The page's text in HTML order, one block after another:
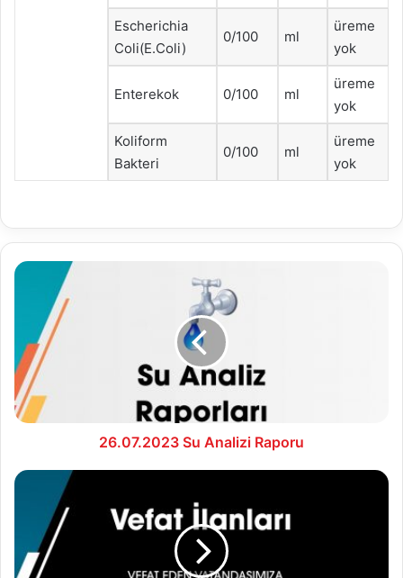
Escherichia
Coli(E.Coli)
0/100 ml
üreme
yok
Enterekok 0/100 ml
üreme
yok
Koliform
Bakteri
0/100 ml
üreme
yok
26.07.2023
Raporu
26.07.2023 Su Analizi Raporu
27.07.2023